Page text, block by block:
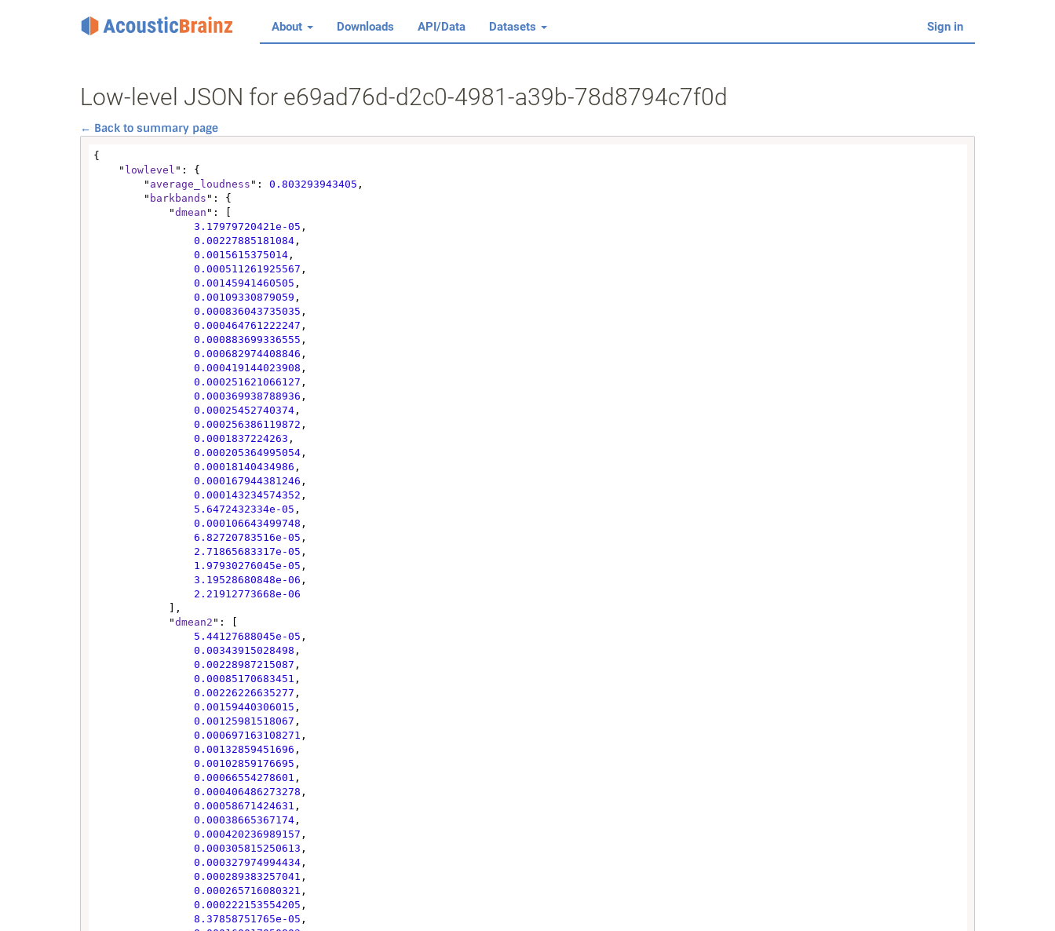
About Downloads API/Data Datasets Sign in
Low-level JSON for e69ad76d-d2c0-4981-a39b-78d8794c7f0d
← Back to summary page
{
    "
lowlevel ": {
        "
average_loudness ": 0.803293943405 ,
        "
barkbands ": {
            "
dmean ": [
3.17979720421e-05 ,
0.00227885181084 ,
0.0015615375014 ,
0.000511261925567 ,
0.00145941460505 ,
0.00109330879059 ,
0.000836043735035 ,
0.000464761222247 ,
0.000883699336555 ,
0.000682974408846 ,
0.000419144023908 ,
0.000251621066127 ,
0.000369938788936 ,
0.00025452740374 ,
0.000256386119872 ,
0.0001837224263 ,
0.000205364995054 ,
0.00018140434986 ,
0.000167944381246 ,
0.000143234574352 ,
5.6472432334e-05 ,
0.000106643499748 ,
6.82720783516e-05 ,
2.71865683317e-05 ,
1.97930276045e-05 ,
3.19528680848e-06 ,
2.21912773668e-06
            "
dmean2 ": [
5.44127688045e-05 ,
0.00343915028498 ,
0.00228987215087 ,
0.00085170683451 ,
0.00226226635277 ,
0.00159440306015 ,
0.00125981518067 ,
0.000697163108271 ,
0.00132859451696 ,
0.00102859176695 ,
0.00066554278601 ,
0.000406486273278 ,
0.00058671424631 ,
0.00038665367174 ,
0.000420236989157 ,
0.000305815250613 ,
0.000327974994434 ,
0.000289383257041 ,
0.000265716080321 ,
0.000222153554205 ,
8.37858751765e-05 ,